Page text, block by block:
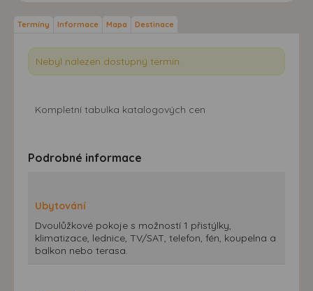
Termíny Informace Mapa Destinace
Nebyl nalezen dostupný termín.
Kompletní tabulka katalogových cen
Podrobné informace
Ubytování
Dvoulůžkové pokoje s možností 1 přistýlky,
klimatizace, lednice, TV/SAT, telefon, fén, koupelna a
balkon nebo terasa.